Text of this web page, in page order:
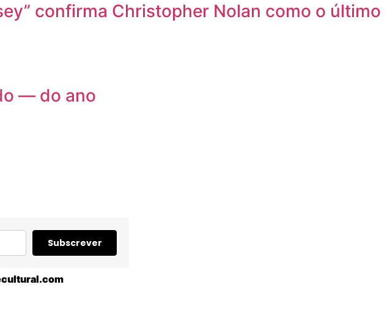
confirma Christopher Nolan como o último
— do ano
Subscrever